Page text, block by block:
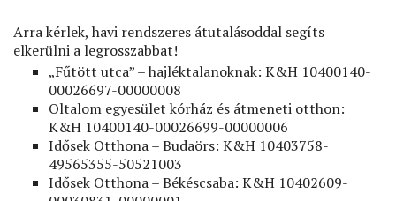
Arra kérlek, havi rendszeres átutalásoddal segíts
elkerülni a legrosszabbat!
„Fűtött utca” – hajléktalanoknak: K&H 10400140-
00026697-00000008
Oltalom egyesület kórház és átmeneti otthon:
K&H 10400140-00026699-00000006
Idősek Otthona – Budaörs: K&H 10403758-
49565355-50521003
Idősek Otthona – Békéscsaba: K&H 10402609-